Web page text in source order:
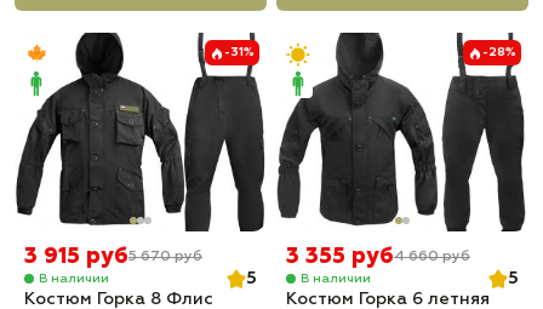
-31%
3 915 руб5 670 руб
В наличии
5
Костюм Горка 8 Флис
-28%
3 355 руб4 660 руб
В наличии
5
Костюм Горка 6 летняя